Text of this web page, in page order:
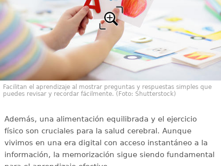
Facilitan el aprendizaje al mostrar preguntas y respuestas simples que
puedes revisar y recordar fácilmente. (Foto: Shutterstock)
Además, una alimentación equilibrada y el ejercicio
físico son cruciales para la salud cerebral. Aunque
vivimos en una era digital con acceso instantáneo a la
información, la memorización sigue siendo fundamental